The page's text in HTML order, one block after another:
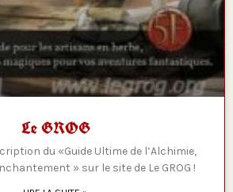
Le GROG
du «Guide Ultime de l’Alchimie,
» sur le site de Le GROG !